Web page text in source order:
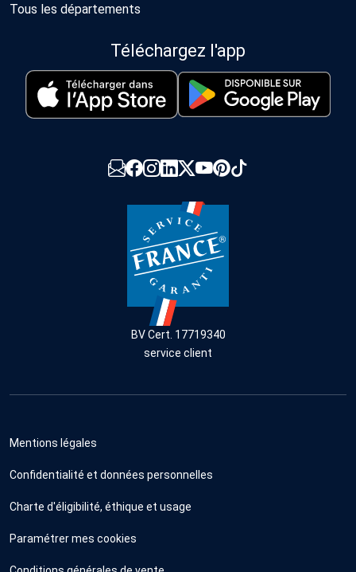
Tous les départements
Téléchargez l'app
BV Cert. 17719340
service client
Mentions légales
Confidentialité et données personnelles
Charte d'éligibilité, éthique et usage
Paramétrer mes cookies